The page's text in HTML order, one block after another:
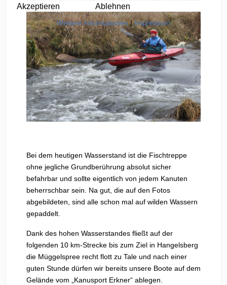
Bei dem heutigen Wasserstand ist die Fischtreppe
ohne jegliche Grundberührung absolut sicher
befahrbar und sollte eigentlich von jedem Kanuten
beherrschbar sein. Na gut, die auf den Fotos
abgebildeten, sind alle schon mal auf wilden Wassern
gepaddelt.
Dank des hohen Wasserstandes fließt auf der
folgenden 10 km-Strecke bis zum Ziel in Hangelsberg
die Müggelspree recht flott zu Tale und nach einer
guten Stunde dürfen wir bereits unsere Boote auf dem
Gelände vom „Kanusport Erkner“ ablegen.
Akzeptieren Ablehnen
Weitere Informationen|Impressum